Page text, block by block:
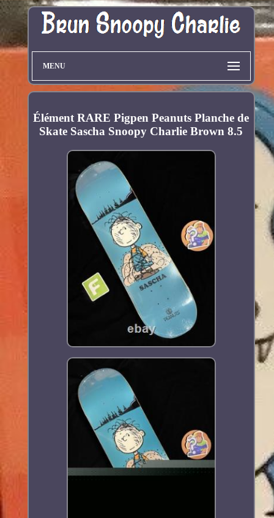
MENU
Élément RARE Pigpen Peanuts Planche de
Skate Sascha Snoopy Charlie Brown 8.5